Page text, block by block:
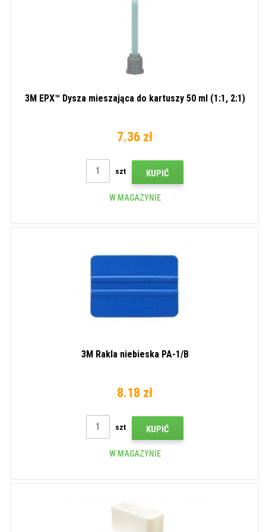
3M EPX™ Dysza mieszająca do kartuszy 50 ml (1:1, 2:1)
7.36 zł
szt KUPIĆ
W MAGAZYNIE
3M Rakla niebieska PA-1/B
8.18 zł
szt KUPIĆ
W MAGAZYNIE